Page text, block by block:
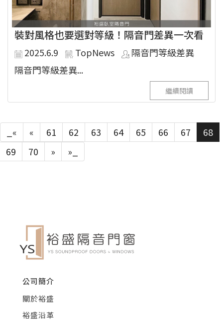
裝對風格也要選對等級！隔音門差異一次看
2025.6.9 TopNews
隔音門等級差異
隔音門等級差異...
繼續閱讀
_« « 61 62 63 64 65 66 67
68
69
70 » »_
公司簡介
關於裕盛
裕盛沿革